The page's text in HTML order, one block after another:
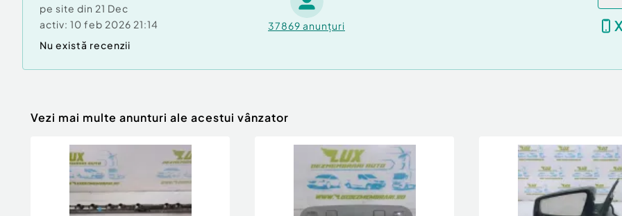
pe site din 21 Dec
activ: 10 feb 2026 21:14 37869 anunțuri
Nu există recenzii
Vezi mai multe anunturi ale acestui vânzator